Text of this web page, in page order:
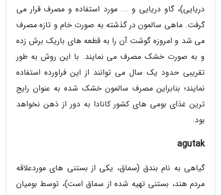
دریایی)، گاو دریایی و ... مورد استفاده و مصرف قرار می
گرفت. ماهی سالمون در گذشته به صورت خام و تازه مصرف
می شد و امروزه گوشت آن را به قطعه های باریک برش زده
و به صورت خشک مصرف می نمایند. با این روش به طور
تقریبی حدود یک سال می توانند از این فراورده استفاده
نمایند؛ بنابراین مصرف سالمون خشک شده به عنوان رایج
ترین غذای بومی های کشور کانادا به دور از ذهن نخواهد
بود.
agutak
گیاهی به نام بندق (سماق، یکی از بستنی های موردعلاقه
مردم هند، بستنی تهیه شده از سماق است)، توسط بومیان